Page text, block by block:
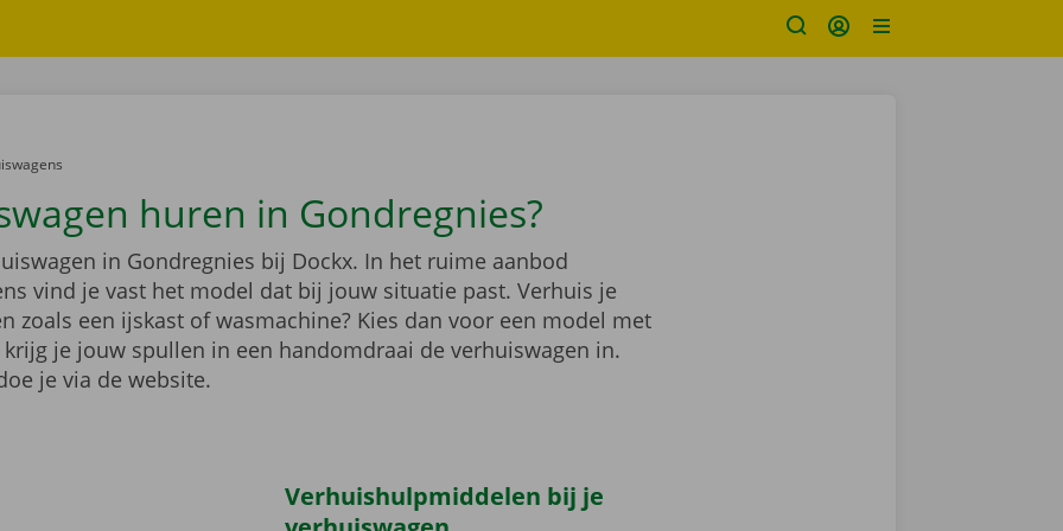
huren in Gondregnies?
in Gondregnies bij Dockx. In het ruime aanbod
vind je vast het model dat bij jouw situatie past. Verhuis je
zoals een ijskast of wasmachine? Kies dan voor een model met
krijg je jouw spullen in een handomdraai de verhuiswagen in.
je via de website.
Verhuishulpmiddelen bij je